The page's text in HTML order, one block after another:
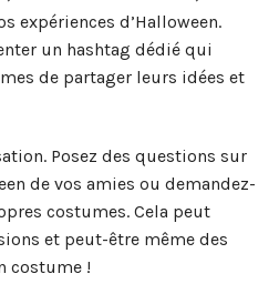
expériences d’Halloween.
un hashtag dédié qui
de partager leurs idées et
Posez des questions sur
de vos amies ou demandez-
costumes. Cela peut
et peut-être même des
costume !